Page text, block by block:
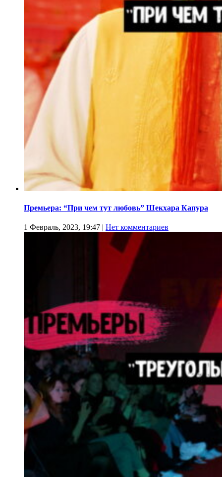
Премьера: “При чем тут любовь” Шекхара Капура
1 Февраль, 2023, 19:47 | Нет комментариев